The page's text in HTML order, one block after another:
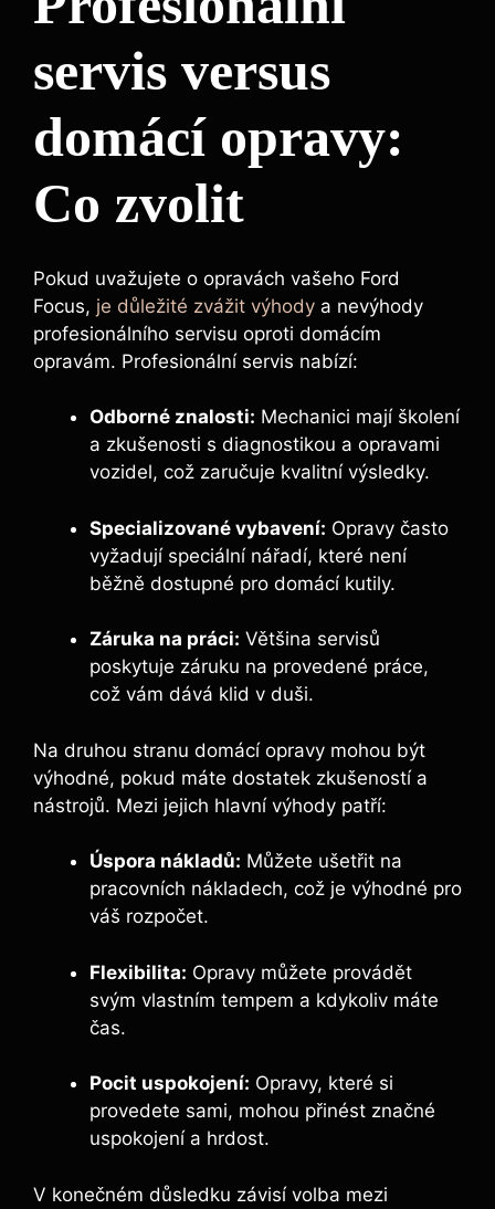
servis versus
domácí opravy:
Co zvolit
Pokud uvažujete o opravách vašeho Ford
Focus, je důležité zvážit výhody a nevýhody
profesionálního servisu oproti domácím
opravám. Profesionální servis nabízí:
Odborné znalosti: Mechanici mají školení
a zkušenosti s diagnostikou a opravami
vozidel, což zaručuje kvalitní výsledky.
Specializované vybavení: Opravy často
vyžadují speciální nářadí, které není
běžně dostupné pro domácí kutily.
Záruka na práci: Většina servisů
poskytuje záruku na provedené práce,
což vám dává klid v duši.
Na druhou stranu domácí opravy mohou být
výhodné, pokud máte dostatek zkušeností a
nástrojů. Mezi jejich hlavní výhody patří:
Úspora nákladů: Můžete ušetřit na
pracovních nákladech, což je výhodné pro
váš rozpočet.
Flexibilita: Opravy můžete provádět
svým vlastním tempem a kdykoliv máte
čas.
Pocit uspokojení: Opravy, které si
provedete sami, mohou přinést značné
uspokojení a hrdost.
V konečném důsledku závisí volba mezi